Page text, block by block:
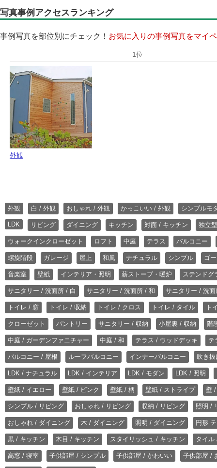
写真事例アクセスランキング
事例写真を部位別にチェック！ お気に入りの事例写真をマイ
外観
外観 白 / 外観 おしゃれ / 外観 かっこいい / 外観 シンプルモ
LDK リビング ダイニング キッチン 対面 / キッチン 独立
ウォークインクローゼット ロフト 中庭 テラス バルコニー
螺旋階段 ガレージ 屋上 和風 ナチュラル シンプル ゴ
音楽室 壁紙 インテリア・照明 薪ストーブ・暖炉 ステンドグ
サニタリー / 洗面所 / 白 サニタリー / 洗面所 / 和 サニタリー / 洗
トイレ / 窓 トイレ / 収納 トイレ / クロス トイレ / タイル ト
クローゼット パントリー サニタリー / 収納 小屋裏 / 収納 階
中庭 / ガーデンファニチャー 中庭 / 和 テラス / ウッドデッキ テ
バルコニー / 屋根 ルーフバルコニー インナーバルコニー 吹き
LDK / ナチュラル LDK / インテリア LDK / モダン LDK / 照明
壁紙 / イエロー 壁紙 / ピンク 壁紙 / 柄 壁紙 / ストライプ 壁
シンプル / リビング おしゃれ / リビング 収納 / リビング 照明 /
おしゃれ / ダイニング 木 / ダイニング 照明 / ダイニング 円形
黒 / キッチン 木目 / キッチン スタイリッシュ / キッチン タイル
高窓 / 寝室 子供部屋 / シンプル 子供部屋 / かわいい 子供部屋 /